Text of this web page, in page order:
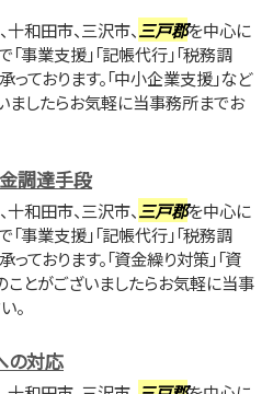
和田市、三沢市、三戸郡を中心に
事業支援」「記帳代行」「税務調
ております。「中小企業支援」など
ましたらお気軽に当事務所までお
調達手段
和田市、三沢市、三戸郡を中心に
事業支援」「記帳代行」「税務調
ております。「資金繰り対策」「資
ことがございましたらお気軽に当事
。
の対応